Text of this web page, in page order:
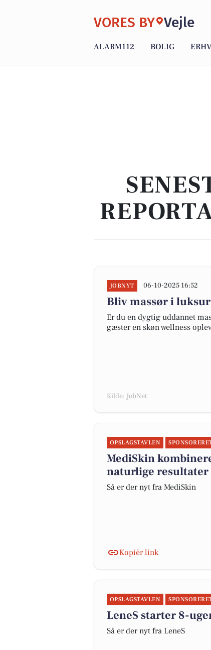
VORES BY Vejle
ALARM112 BOLIG
JOBNYT 06-10-2025 16:52
Bliv massør i
Er du en dygtig uddannet
gæster en skøn wellness
Kilde: JobNet
OPSLAGSTAVLEN
MediSkin
naturlige resultater
Så er der nyt fra MediSkin
Kopiér link
OPSLAGSTAVLEN
LeneS starter 8-
Så er der nyt fra LeneS